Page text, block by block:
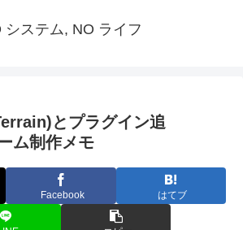
システム, NO ライフ
とプラグイン追
ム制作メモ
Facebook はてブ